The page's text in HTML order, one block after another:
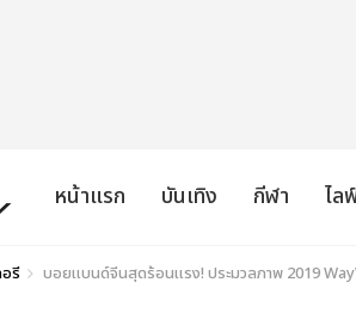
หน้าแรก บันเทิง กีฬา ไล
รี บอยแบนด์จีนสุดร้อนแรง! ประมวลภาพ 2019